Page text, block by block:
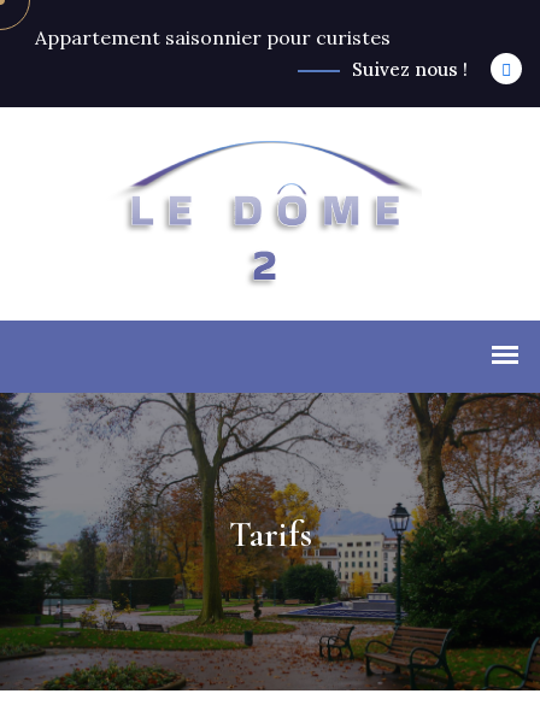
Appartement saisonnier pour curistes
Suivez nous !
Tarifs